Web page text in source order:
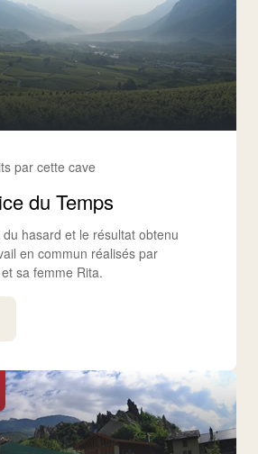
par cette cave
du Temps
du hasard et le résultat obtenu
en commun réalisés par
sa femme Rita.